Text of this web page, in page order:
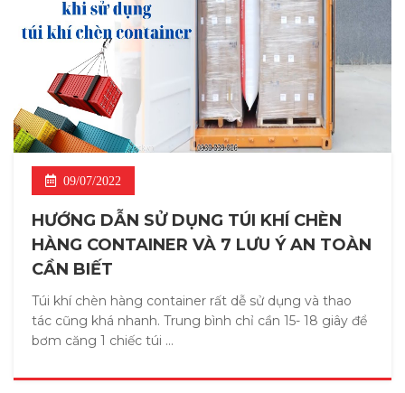
09/07/2022
HƯỚNG DẪN SỬ DỤNG TÚI KHÍ CHÈN
HÀNG CONTAINER VÀ 7 LƯU Ý AN TOÀN
CẦN BIẾT
Túi khí chèn hàng container rất dễ sử dụng và thao
tác cũng khá nhanh. Trung bình chỉ cần 15- 18 giây để
bơm căng 1 chiếc túi ...